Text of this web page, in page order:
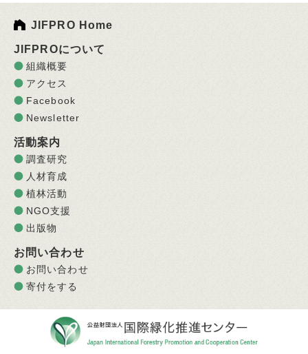
JIFPRO Home
JIFPROについて
組織概要
アクセス
Facebook
Newsletter
活動案内
調査研究
人材育成
植林活動
NGO支援
出版物
お問い合わせ
お問い合わせ
寄付をする